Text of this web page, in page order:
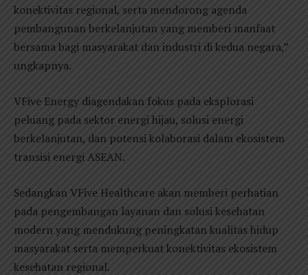
konektivitas regional, serta mendorong agenda
pembangunan berkelanjutan yang memberi manfaat
bersama bagi masyarakat dan industri di kedua negara,”
ungkapnya.
VFive Energy diagendakan fokus pada eksplorasi
peluang pada sektor energi hijau, solusi energi
berkelanjutan, dan potensi kolaborasi dalam ekosistem
transisi energi ASEAN.
Sedangkan VFive Healthcare akan memberi perhatian
pada pengembangan layanan dan solusi kesehatan
modern yang mendukung peningkatan kualitas hidup
masyarakat serta memperkuat konektivitas ekosistem
kesehatan regional.